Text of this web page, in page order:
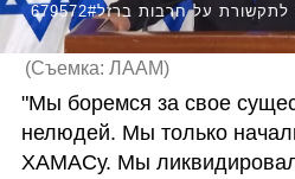
(Съемка: ЛААМ)
"Мы боремся за свое
нелюдей. Мы только
ХАМАСу. Мы